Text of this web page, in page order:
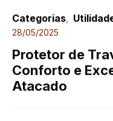
Categorias,
28/05/2025
Protetor de
Conforto e
Atacado